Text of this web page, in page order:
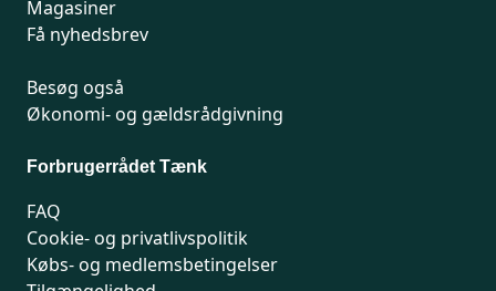
Magasiner
Få nyhedsbrev
Besøg også
Økonomi- og gældsrådgivning
Forbrugerrådet Tænk
FAQ
Cookie- og privatlivspolitik
Købs- og medlemsbetingelser